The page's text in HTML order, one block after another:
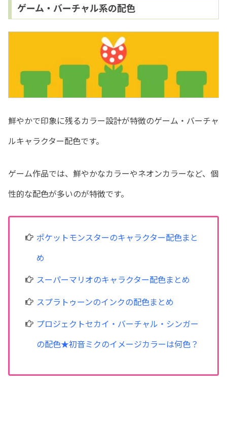
ゲーム・バーチャル系の配色
鮮やかで印象に残るカラー設計が特徴のゲーム・バーチャ
ルキャラクター配色です。
ゲーム作品では、鮮やかなカラーやネオンカラーなど、個
性的な配色が多いのが特徴です。
ポケットモンスターのキャラクター配色まと
め
スーパーマリオのキャラクター配色まとめ
スプラトゥーンのインクの配色まとめ
プロジェクトセカイ・バーチャル・シンガー
の配色★初音ミクのイメージカラーは何色？